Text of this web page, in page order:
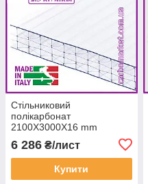
Стільниковий
полікарбонат
2100Х3000Х16 mm
посилений прозорий
6 286 ₴/лист
Купити